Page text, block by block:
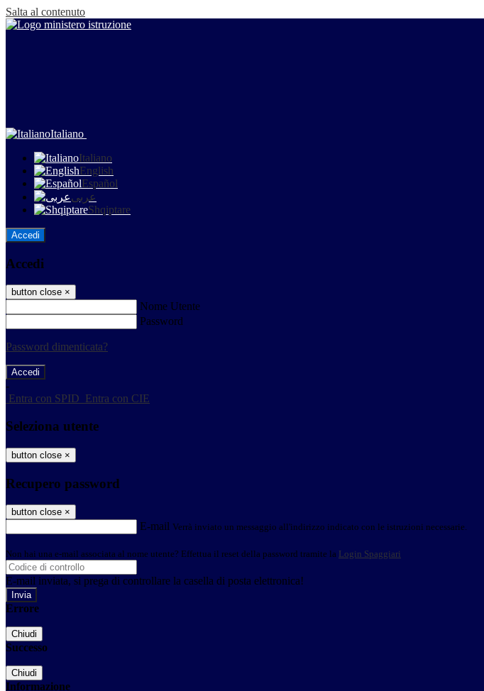
Salta al contenuto
Italiano
Italiano
English
Español
عربى
Shqiptare
Accedi
Accedi
button close ×
Nome Utente
Password
Password dimenticata?
-
Entra con SPID Entra con CIE
Seleziona utente
button close ×
Recupero password
button close ×
E-mail Verrà inviato un messaggio all'indirizzo indicato con le istruzioni necessarie.
Non hai una e-mail associata al nome utente? Effettua il reset della password tramite la Login Spaggiari
E-mail inviata, si prega di controllare la casella di posta elettronica!
Errore
Chiudi
Successo
Chiudi
Informazione